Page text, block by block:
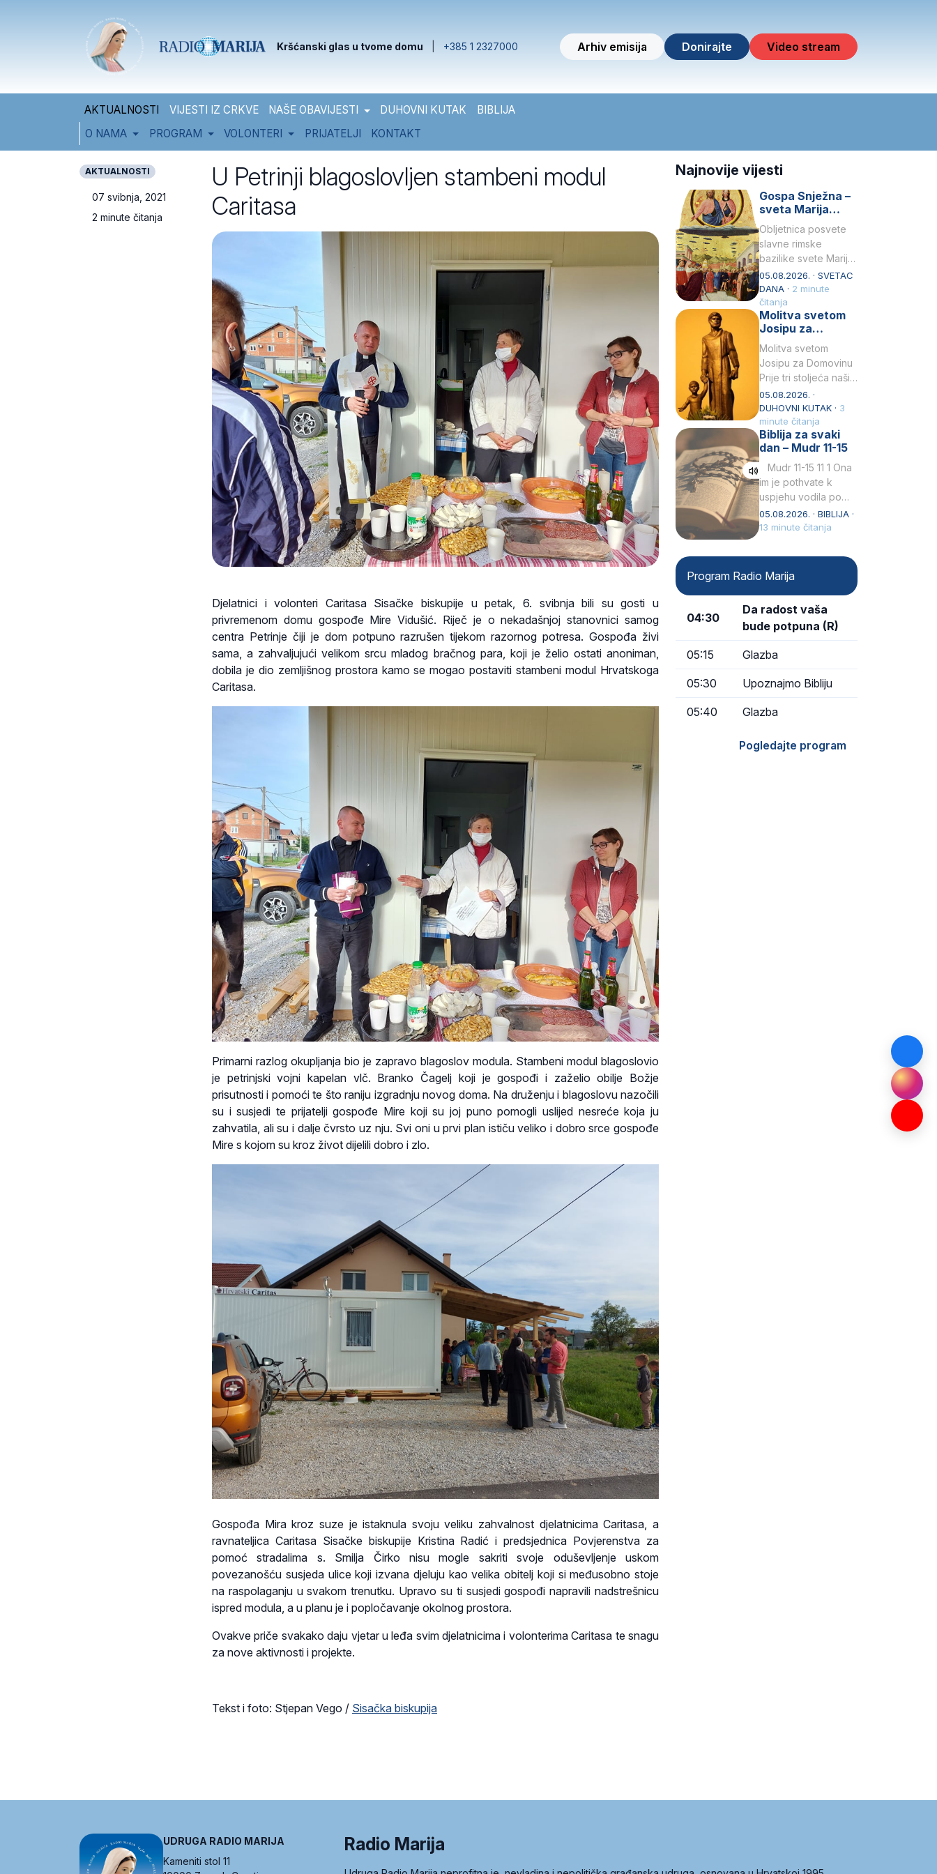
Kršćanski glas u tvome domu +385 1 2327000 Arhiv emisija Donirajte Video stream
AKTUALNOSTI VIJESTI IZ CRKVE NAŠE OBAVIJESTI DUHOVNI KUTAK
BIBLIJA
O NAMA
PROGRAM VOLONTERI PRIJATELJI KONTAKT
AKTUALNOSTI
07 svibnja, 2021
2 minute čitanja
U Petrinji blagoslovljen stambeni modul
Caritasa
Djelatnici i volonteri Caritasa Sisačke biskupije u petak, 6. svibnja bili su gosti u
privremenom domu gospođe Mire Vidušić. Riječ je o nekadašnjoj stanovnici samog
centra Petrinje čiji je dom potpuno razrušen tijekom razornog potresa. Gospođa živi
sama, a zahvaljujući velikom srcu mladog bračnog para, koji je želio ostati anoniman,
dobila je dio zemljišnog prostora kamo se mogao postaviti stambeni modul Hrvatskoga
Caritasa.
Primarni razlog okupljanja bio je zapravo blagoslov modula. Stambeni modul blagoslovio
je petrinjski vojni kapelan vlč. Branko Čagelj koji je gospođi i zaželio obilje Božje
prisutnosti i pomoći te što raniju izgradnju novog doma. Na druženju i blagoslovu nazočili
su i susjedi te prijatelji gospođe Mire koji su joj puno pomogli uslijed nesreće koja ju
zahvatila, ali su i dalje čvrsto uz nju. Svi oni u prvi plan ističu veliko i dobro srce gospođe
Mire s kojom su kroz život dijelili dobro i zlo.
Gospođa Mira kroz suze je istaknula svoju veliku zahvalnost djelatnicima Caritasa, a
ravnateljica Caritasa Sisačke biskupije Kristina Radić i predsjednica Povjerenstva za
pomoć stradalima s. Smilja Čirko nisu mogle sakriti svoje oduševljenje uskom
povezanošću susjeda ulice koji izvana djeluju kao velika obitelj koji si međusobno stoje
na raspolaganju u svakom trenutku. Upravo su ti susjedi gospođi napravili nadstrešnicu
ispred modula, a u planu je i popločavanje okolnog prostora.
Ovakve priče svakako daju vjetar u leđa svim djelatnicima i volonterima Caritasa te snagu
za nove aktivnosti i projekte.
Tekst i foto: Stjepan Vego / Sisačka biskupija
Najnovije vijesti
Gospa Snježna –
sveta Marija
Velika, zaštitnica
rimske bazilike
Obljetnica posvete
slavne rimske
bazilike svete Marije
Velike (Santa Maria
Maggiore) u narodu
se slavi kao Gospa
Snježna. Ovaj naziv,
Sancta Maria…
05.08.2026. · SVETAC
DANA · 2 minute
čitanja
Molitva svetom
Josipu za
Domovinu
Molitva svetom
Josipu za Domovinu
Prije tri stoljeća naši
su pradjedovi
odlučili, svečano
izjavili i službeno
proglasili da Ti, brižni
Poočime Isusov,…
05.08.2026. ·
DUHOVNI KUTAK · 3
minute čitanja
Biblija za svaki
dan – Mudr 11-15
Mudr 11-15 11 1 Ona
im je pothvate k
uspjehu vodila po
ruci proroka svetog2
kad su prohodili
dizali…
05.08.2026. · BIBLIJA ·
13 minute čitanja
Program Radio Marija
04:30
Da radost vaša
bude potpuna (R)
05:15 Glazba
05:30 Upoznajmo Bibliju
05:40 Glazba
Pogledajte program
UDRUGA RADIO MARIJA
Kameniti stol 11
Radio Marija